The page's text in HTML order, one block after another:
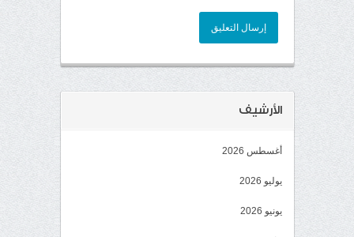
إرسال التعليق
الأرشيف
أغسطس 2026
يوليو 2026
يونيو 2026